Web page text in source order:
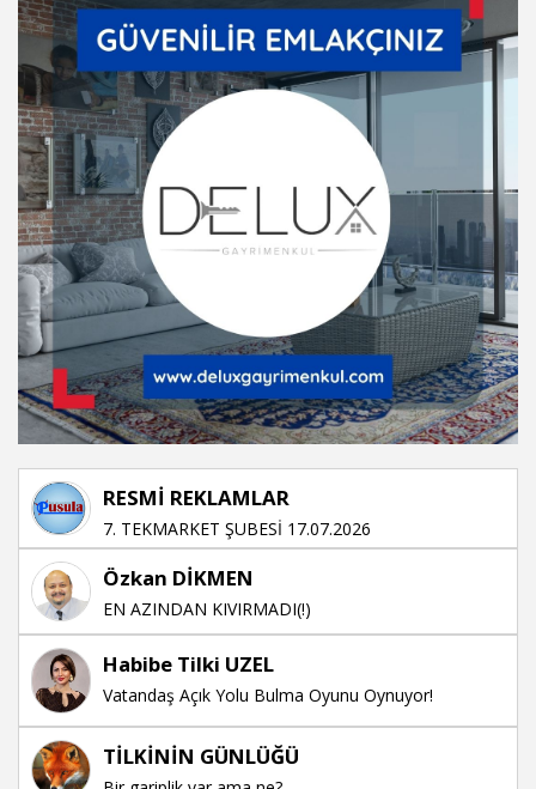
RESMİ REKLAMLAR
7. TEKMARKET ŞUBESİ 17.07.2026
Özkan DİKMEN
EN AZINDAN KIVIRMADI(!)
Habibe Tilki UZEL
Vatandaş Açık Yolu Bulma Oyunu Oynuyor!
TİLKİNİN GÜNLÜĞÜ